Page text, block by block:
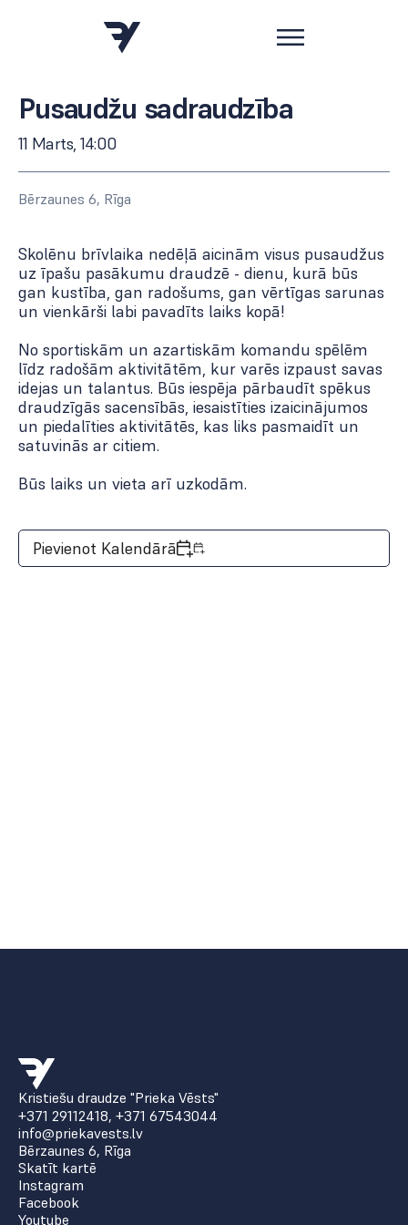
Pusaudžu sadraudzība
11 Marts, 14:00
Bērzaunes 6, Rīga
Skolēnu brīvlaika nedēļā aicinām visus pusaudžus
uz īpašu pasākumu draudzē - dienu, kurā būs
gan kustība, gan radošums, gan vērtīgas sarunas
un vienkārši labi pavadīts laiks kopā!
No sportiskām un azartiskām komandu spēlēm
līdz radošām aktivitātēm, kur varēs izpaust savas
idejas un talantus. Būs iespēja pārbaudīt spēkus
draudzīgās sacensībās, iesaistīties izaicinājumos
un piedalīties aktivitātēs, kas liks pasmaidīt un
satuvinās ar citiem.
Būs laiks un vieta arī uzkodām.
Pievienot Kalendārā
Kristiešu draudze "Prieka Vēsts"
+371 29112418, +371 67543044
info@priekavests.lv
Bērzaunes 6, Rīga
Skatīt kartē
Instagram
Facebook
Youtube